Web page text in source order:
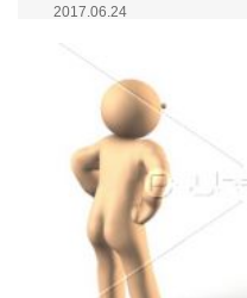
2017.06.24